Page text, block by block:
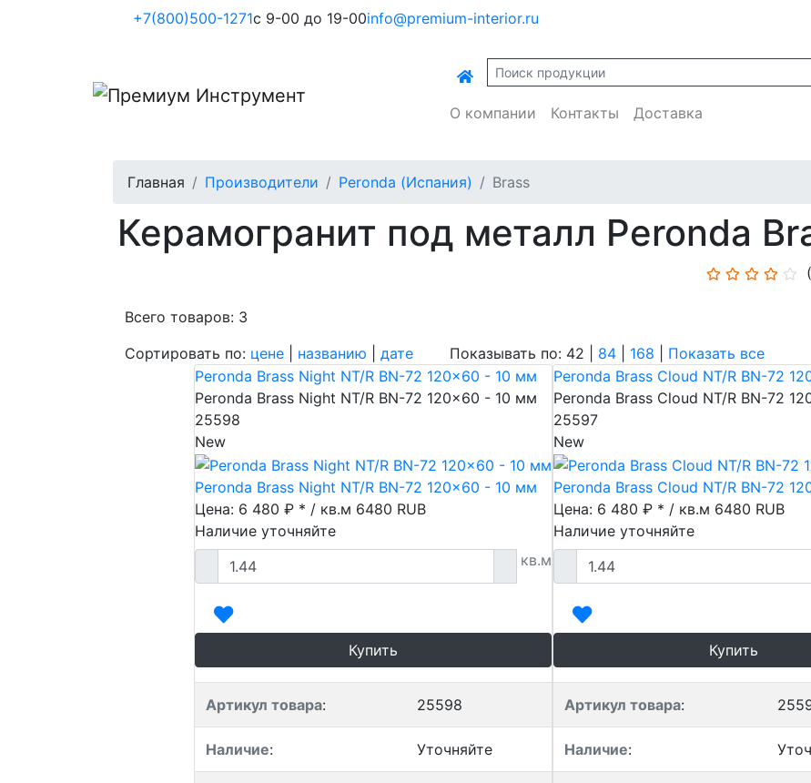
+7(800)500-1271с 9-00 до 19-00info@premium-interior.ru
О компании Контакты Доставка
Главная Производители Peronda (Испания) Brass
Керамогранит под металл Peronda
Всего товаров: 3
Сортировать по: цене названию дате Показывать по: 42 | 84 168
Показать все
Peronda Brass Night NT/R BN-72 120x60 - 10 мм
Peronda Brass Night NT/R BN-72 120x60 - 10 мм
25598
New
Peronda Brass Night NT/R BN-72 120x60 - 10 мм
Цена: 6 480 ₽ * / кв.м 6480 RUB
Наличие уточняйте
кв.м
Купить
Артикул товара: 25598
Наличие: Уточняйте
Peronda Brass Cloud NT/R BN-72
Peronda Brass Cloud NT/R BN-72
25597
New
Peronda Brass Cloud NT/R BN-72
Цена: 6 480 ₽ * / кв.м 6480 RUB
Наличие уточняйте
Купить
Артикул товара:
Наличие: